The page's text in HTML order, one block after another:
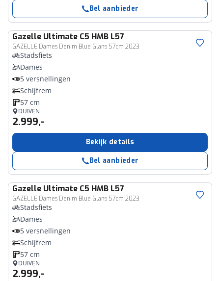
Bel aanbieder
Gazelle Ultimate C5 HMB L57
GAZELLE Dames Denim Blue Glans 57cm 2023
Stadsfiets
Dames
5 versnellingen
Schijfrem
57 cm
DUIVEN
2.999,-
Bekijk details
Bel aanbieder
Gazelle Ultimate C5 HMB L57
GAZELLE Dames Denim Blue Glans 57cm 2023
Stadsfiets
Dames
5 versnellingen
Schijfrem
57 cm
DUIVEN
2.999,-